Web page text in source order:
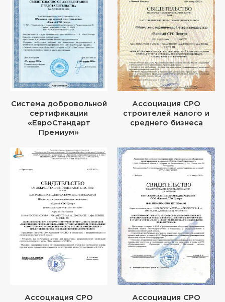
Система добровольной
сертификации
«ЕвроСтандарт
Премиум»
Ассоциация СРО
строителей малого и
среднего бизнеса
Ассоциация СРО
Ассоциация СРО